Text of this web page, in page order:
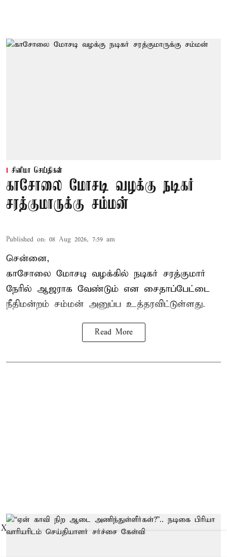
சினிமா செய்திகள்
காசோலை மோசடி வழக்கு நடிகர்
சரத்குமாருக்கு சம்மன்
Published on: 08 Aug 2026, 7:59 am
சென்னை,
காசோலை மோசடி வழக்கில் நடிகர் சரத்குமார்
நேரில் ஆஜராக வேண்டும் என சைதாப்பேட்டை
நீதிமன்றம் சம்மன் அனுப்ப உத்தரவிட்டுள்ளது.
Read More
X